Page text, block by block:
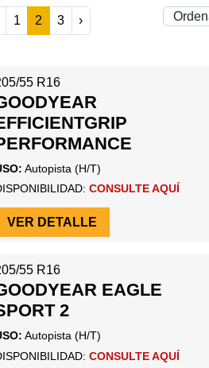
1 2 3 ›
55 R16
Autopista (H/T)
CONSULTE AQUÍ
VER DETALLE
55 R16
EAGLE
2
Autopista (H/T)
CONSULTE AQUÍ